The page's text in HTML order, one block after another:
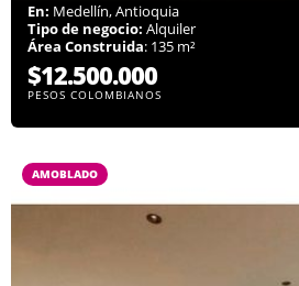
En: Medellín, Antioquia
Tipo de negocio: Alquiler
Área Construida: 135 m²
$12.500.000
PESOS COLOMBIANOS
AMOBLADO